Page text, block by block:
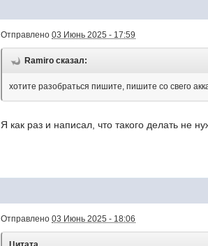
Отправлено03 Июнь 2025 - 17:59
Ramiro сказал:
хотите разобраться пишите, пишите со свего
Я как раз и написал, что такого делать не
Отправлено03 Июнь 2025 - 18:06